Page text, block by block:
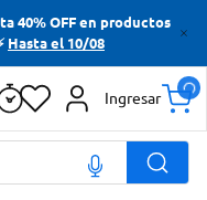
40% OFF en productos
Hasta el 10/08
Ingresar